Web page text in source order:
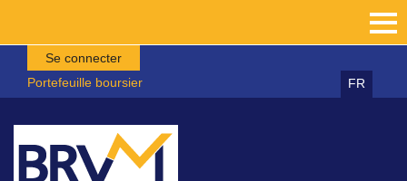
Aller au contenu principal
Se connecter
Portefeuille boursier
FR